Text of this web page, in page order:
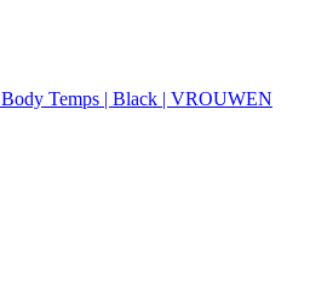
Temps | Black | VROUWEN